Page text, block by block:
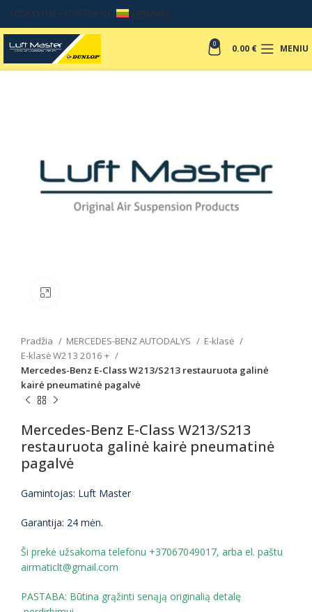
UŽSAKYMAI +37067049017 LIETUVOS
0 0.00 € MENIU
Pradžia MERCEDES-BENZ AUTODALYS
E-klasė
E-klasė W213 2016 +
Mercedes-Benz E-Class W213/S213 restauruota galinė
kairė pneumatinė pagalvė
Mercedes-Benz E-Class W213/S213
restauruota galinė kairė pneumatinė
pagalvė
Gamintojas: Luft Master
Garantija: 24 mėn.
Ši prekė užsakoma telefonu +37067049017, arba el. paštu
airmaticlt@gmail.com
PASTABA: Būtina grąžinti senąją originalią detalę